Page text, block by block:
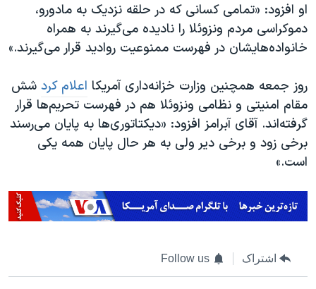
سفر پرزیدنت ترامپ به چین
او افزود: «تمامی کسانی که در حلقه نزدیک به مادورو،
دموکراسی مردم ونزوئلا را نادیده می‌گیرند به همراه
خانواده‌هایشان در فهرست ممنوعیت روادید قرار می‌گیرند.»
روز جمعه همچنین وزارت خزانه‌داری آمریکا اعلام کرد شش
مقام امنیتی و نظامی ونزوئلا هم در فهرست تحریم‌ها قرار
گرفته‌اند. آقای آبرامز افزود: «دیکتاتوری‌ها به پایان می‌رسند
برخی زود و برخی دیر ولی به هر حال پایان همه یکی
است.»‌
اشتراک Follow us